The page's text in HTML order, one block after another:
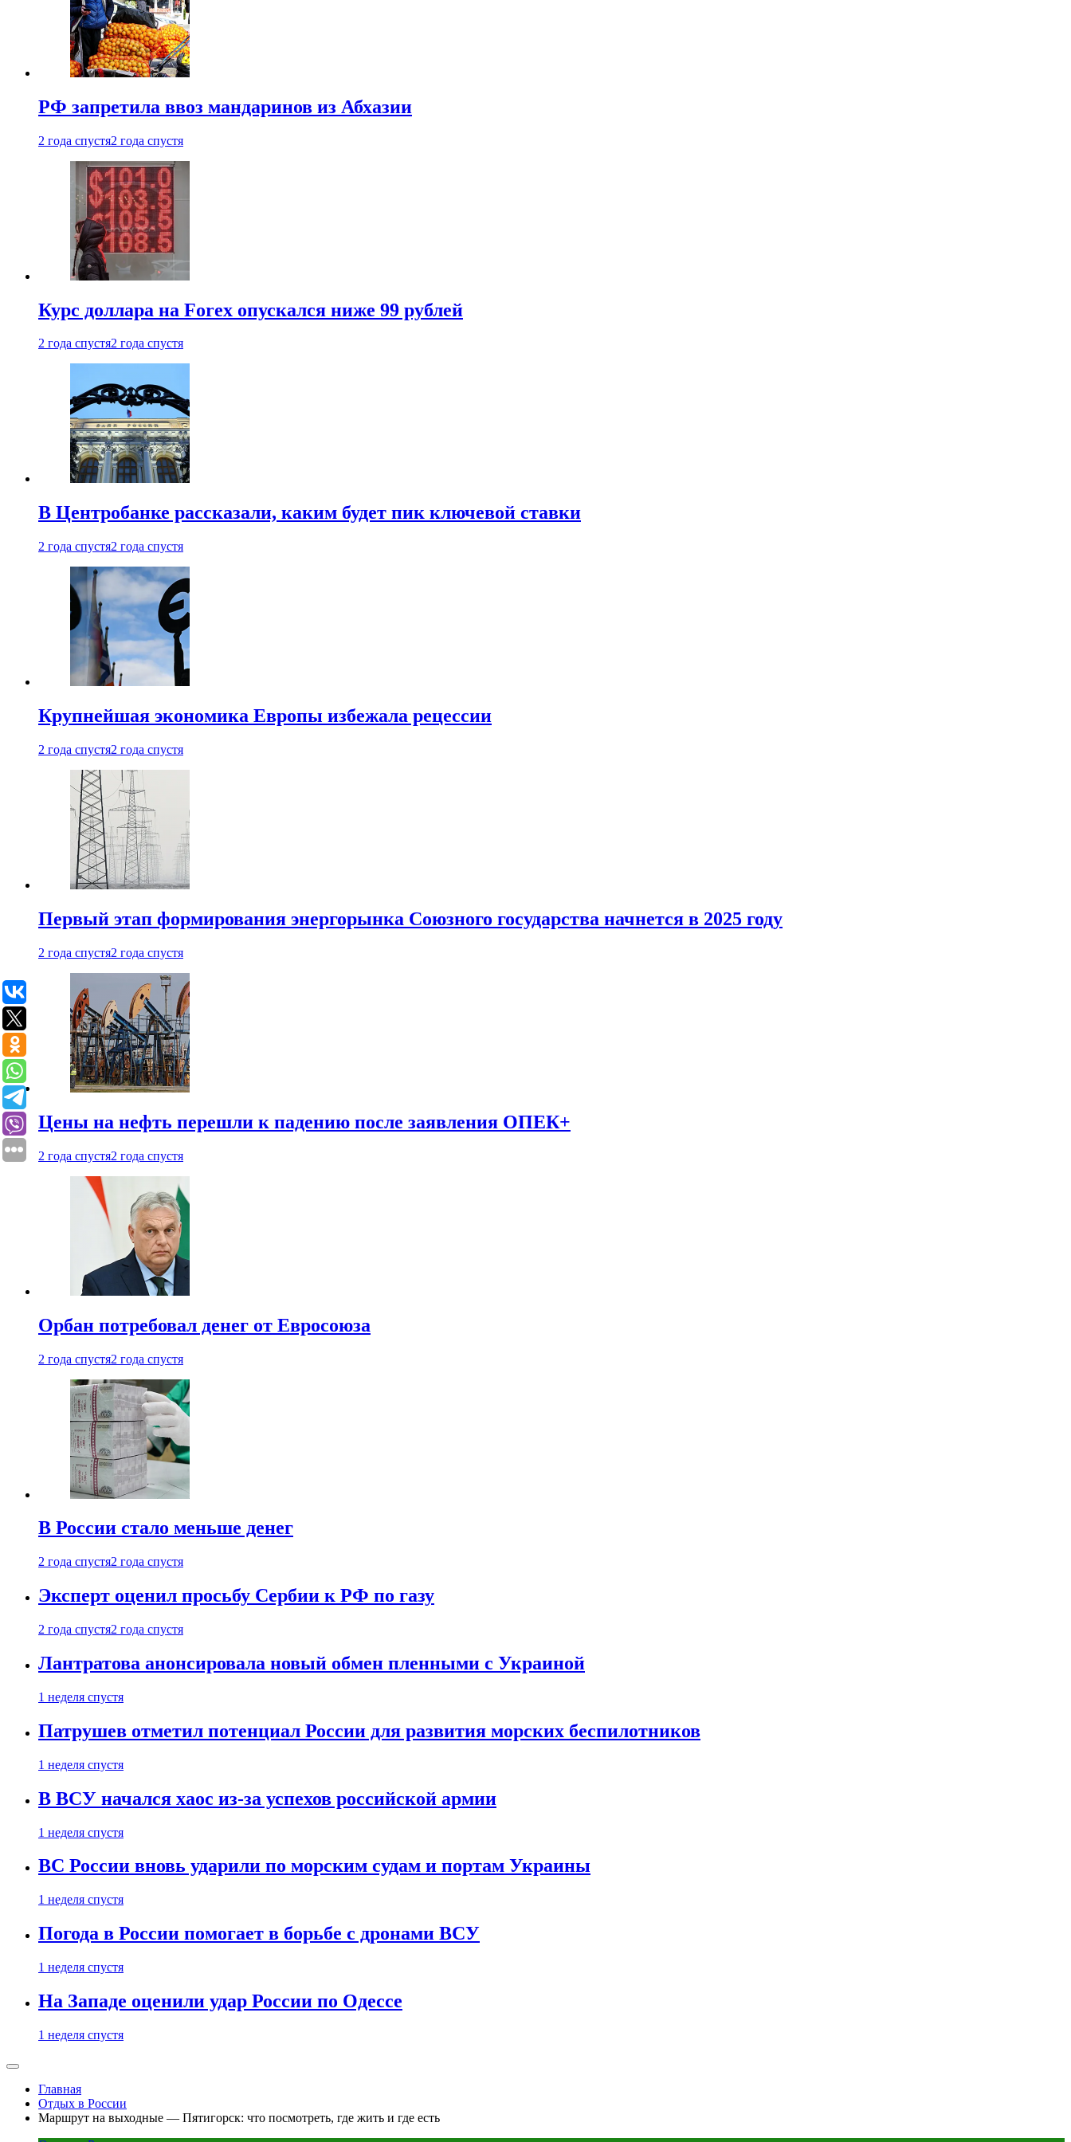
РФ запретила ввоз мандаринов из Абхазии
2 года спустя2 года спустя
Курс доллара на Forex опускался ниже 99 рублей
2 года спустя2 года спустя
В Центробанке рассказали, каким будет пик ключевой ставки
2 года спустя2 года спустя
Крупнейшая экономика Европы избежала рецессии
2 года спустя2 года спустя
Первый этап формирования энергорынка Союзного государства начнется в 2025 году
2 года спустя2 года спустя
Цены на нефть перешли к падению после заявления ОПЕК+
2 года спустя2 года спустя
Орбан потребовал денег от Евросоюза
2 года спустя2 года спустя
В России стало меньше денег
2 года спустя2 года спустя
Эксперт оценил просьбу Сербии к РФ по газу
2 года спустя2 года спустя
Лантратова анонсировала новый обмен пленными с Украиной
1 неделя спустя
Патрушев отметил потенциал России для развития морских беспилотников
1 неделя спустя
В ВСУ начался хаос из-за успехов российской армии
1 неделя спустя
ВС России вновь ударили по морским судам и портам Украины
1 неделя спустя
Погода в России помогает в борьбе с дронами ВСУ
1 неделя спустя
На Западе оценили удар России по Одессе
1 неделя спустя
Главная
Отдых в России
Маршрут на выходные — Пятигорск: что посмотреть, где жить и где есть